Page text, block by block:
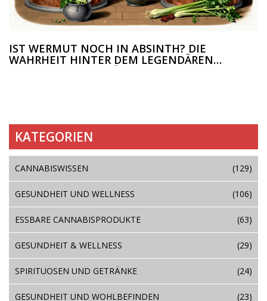
IST WERMUT NOCH IN ABSINTH? DIE
WAHRHEIT HINTER DEM LEGENDÄREN
KATEGORIEN
CANNABISWISSEN (129)
GESUNDHEIT UND WELLNESS (106)
ESSBARE CANNABISPRODUKTE (63)
GESUNDHEIT & WELLNESS (29)
SPIRITUOSEN UND GETRÄNKE (24)
GESUNDHEIT UND WOHLBEFINDEN (23)